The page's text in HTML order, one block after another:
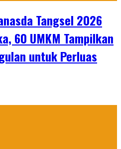
Tangsel 2026
60 UMKM Tampilkan
untuk Perluas